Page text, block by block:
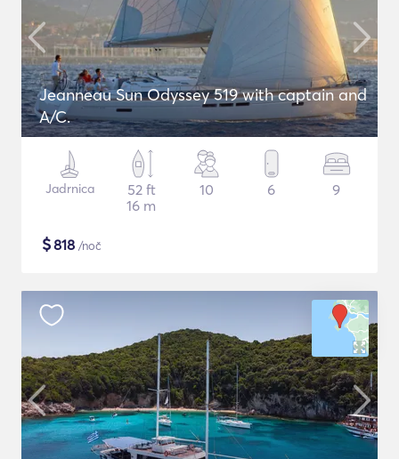
Jeanneau Sun Odyssey 519 with captain and
A/C.
Jadrnica
52 ft
16 m
10 6 9
$818 /noč